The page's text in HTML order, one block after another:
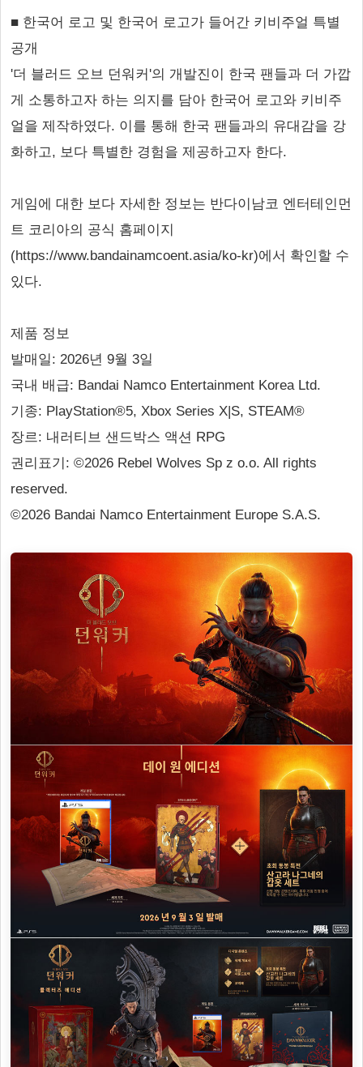
■ 한국어 로고 및 한국어 로고가 들어간 키비주얼 특별
공개
'더 블러드 오브 던워커'의 개발진이 한국 팬들과 더 가깝
게 소통하고자 하는 의지를 담아 한국어 로고와 키비주
얼을 제작하였다. 이를 통해 한국 팬들과의 유대감을 강
화하고, 보다 특별한 경험을 제공하고자 한다.
게임에 대한 보다 자세한 정보는 반다이남코 엔터테인먼
트 코리아의 공식 홈페이지
(https://www.bandainamcoent.asia/ko-kr)에서 확인할 수
있다.
제품 정보
발매일: 2026년 9월 3일
국내 배급: Bandai Namco Entertainment Korea Ltd.
기종: PlayStation®5, Xbox Series X|S, STEAM®
장르: 내러티브 샌드박스 액션 RPG
권리표기: ©2026 Rebel Wolves Sp z o.o. All rights
reserved.
©2026 Bandai Namco Entertainment Europe S.A.S.